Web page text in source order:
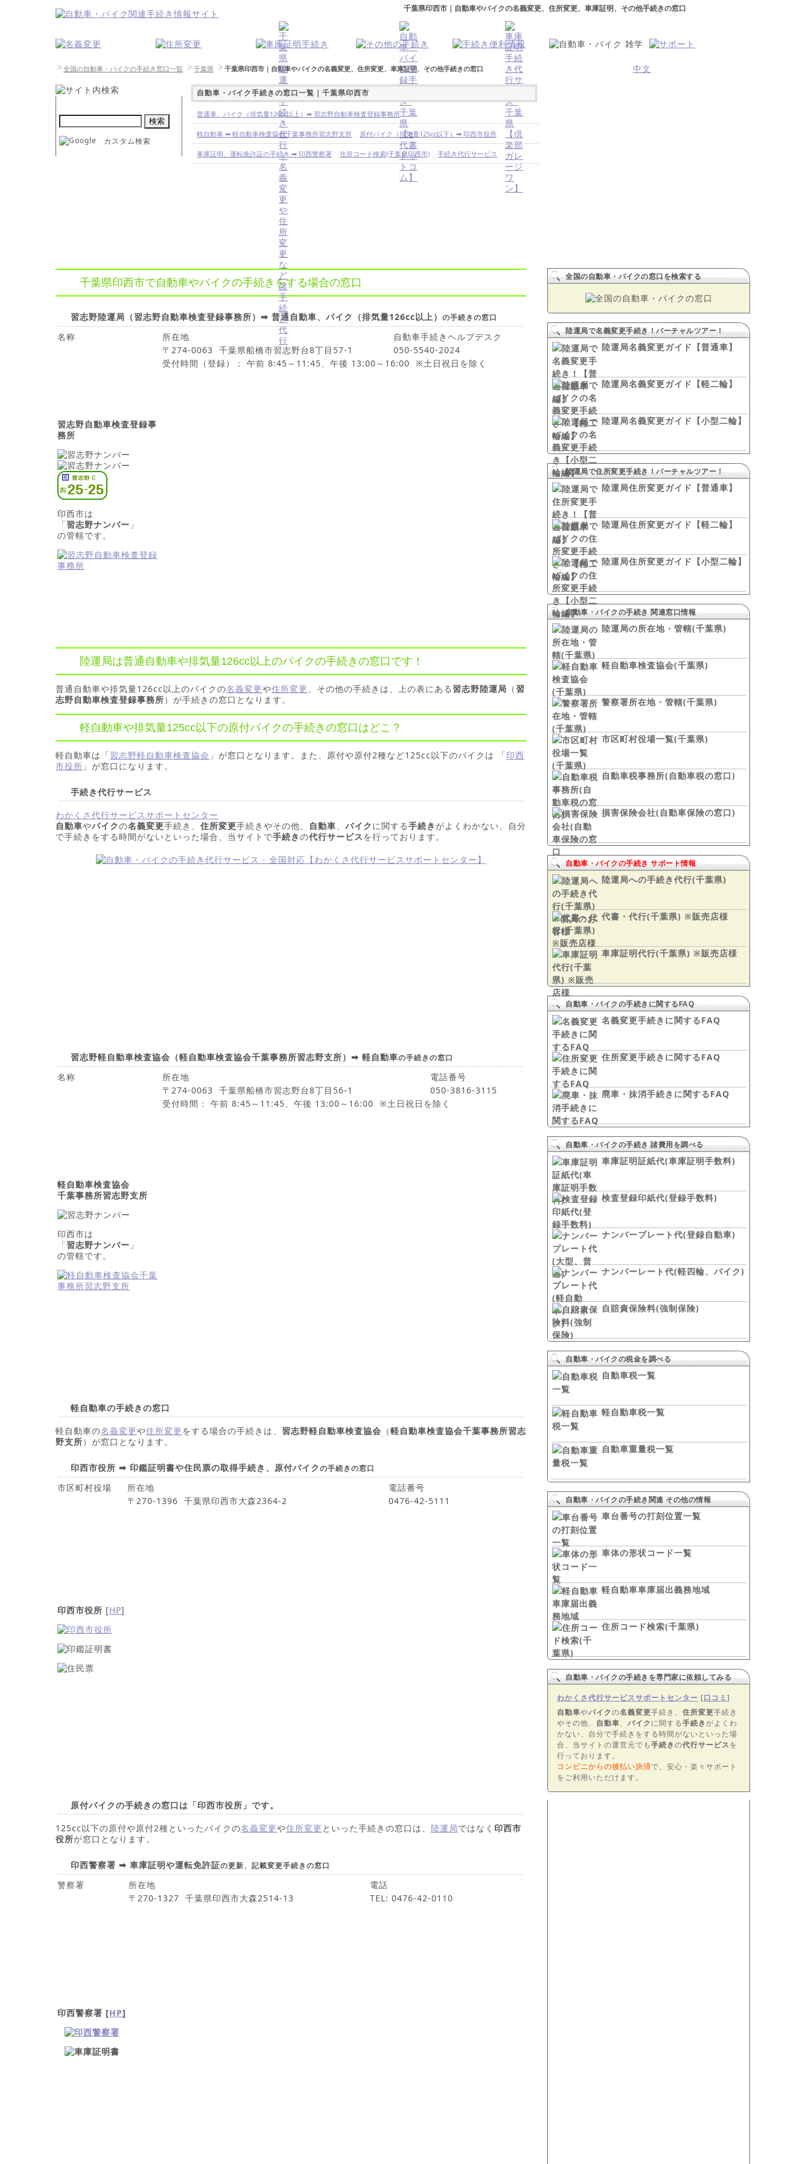
千葉県印西市｜自動車やバイクの名義変更、住所変更、車庫証明、その他手続きの窓口
全国の自動車・バイクの手続き窓口一覧 千葉県 千葉県印西市｜自動車やバイクの名義変更、住所変更、車庫証明、その他手続きの窓口
千葉県印西市で自動車やバイクの手続きをする場合の窓口
習志野陸運局（習志野自動車検査登録事務所）➡ 普通自動車、バイク（排気量126cc以上） の手続きの窓口
名称 所在地 自動車手続きヘルプデスク
習志野自動車検査登録事
務所
印西市は
「習志野ナンバー 」
の管轄です。
〒274-0063 千葉県船橋市習志野台8丁目57-1
050-5540-2024
受付時間（登録）： 午前 8:45～11:45、午後 13:00～16:00 ※土日祝日を除く
陸運局は普通自動車や排気量126cc以上のバイクの手続きの窓口です！
普通自動車や排気量126cc以上のバイクの名義変更や住所変更、その他の手続きは、上の表にある 習志野陸運局 （ 習
志野自動車検査登録事務所）が手続きの窓口となります。
軽自動車や排気量125cc以下の原付バイクの手続きの窓口はどこ？
軽自動車は「習志野軽自動車検査協会 」が窓口となります。また、原付や原付2種など125cc以下のバイクは 「印西
市役所 」が窓口になります。
手続き代行サービス
わかくさ代行サービスサポートセンター
自動車やバイクの名義変更手続き、 住所変更手続きやその他、 自動車、 バイク に関する手続き がよくわかない、自分
で手続きをする時間がないといった場合、当サイトで手続きの代行サービスを行っております。
習志野軽自動車検査協会（軽自動車検査協会千葉事務所習志野支所）➡ 軽自動車の手続きの窓口
名称 所在地 電話番号
軽自動車検査協会
千葉事務所習志野支所
印西市は
「習志野ナンバー 」
の管轄です。
〒274-0063 千葉県船橋市習志野台8丁目56-1
050-3816-3115
受付時間： 午前 8:45～11:45、午後 13:00～16:00 ※土日祝日を除く
軽自動車の手続きの窓口
軽自動車の名義変更や住所変更をする場合の手続きは、 習志野軽自動車検査協会 （軽自動車検査協会千葉事務所習志
野支所）が窓口となります。
印西市役所 ➡ 印鑑証明書や住民票の取得手続き、原付バイク の手続きの窓口
市区町村役場 所在地 電話番号
印西市役所 [HP]
〒270-1396 千葉県印西市大森2364-2 0476-42-5111
原付バイクの手続きの窓口は「印西市役所」です。
125cc以下の原付や原付2種といったバイクの名義変更や住所変更 といった手続きの窓口は、 陸運局ではなく 印西市
役所が窓口となります。
印西警察署 ➡ 車庫証明や運転免許証の更新、記載変更手続きの窓口
警察署 所在地 電話
印西警察署 [HP]
〒270-1327 千葉県印西市大森2514-13 TEL: 0476-42-0110
全国の自動車・バイクの窓口を検索する
陸運局で名義変更手続き！バーチャルツアー！
陸運局名義変更ガイド【普通車】
陸運局名義変更ガイド【軽二輪】
陸運局名義変更ガイド【小型二輪】
陸運局で住所変更手続き！バーチャルツアー！
陸運局住所変更ガイド【普通車】
陸運局住所変更ガイド【軽二輪】
陸運局住所変更ガイド【小型二輪】
自動車・バイクの手続き 関連窓口情報
陸運局の所在地・管轄(千葉県)
軽自動車検査協会(千葉県)
警察署所在地・管轄(千葉県)
市区町村役場一覧(千葉県)
自動車税事務所(自動車税の窓口)
損害保険会社(自動車保険の窓口)
自動車・バイクの手続き サポート情報
陸運局への手続き代行(千葉県)
代書・代行(千葉県) ※販売店様
車庫証明代行(千葉県) ※販売店様
自動車・バイクの手続きに関するFAQ
名義変更手続きに関するFAQ
住所変更手続きに関するFAQ
廃車・抹消手続きに関するFAQ
自動車・バイクの手続き 諸費用を調べる
車庫証明証紙代(車庫証明手数料)
検査登録印紙代(登録手数料)
ナンバープレート代(登録自動車)
ナンバーレート代(軽四輪、バイク)
自賠責保険料(強制保険)
自動車・バイクの税金を調べる
自動車税一覧
軽自動車税一覧
自動車重量税一覧
自動車・バイクの手続き関連 その他の情報
車台番号の打刻位置一覧
車体の形状コード一覧
軽自動車車庫届出義務地域
住所コード検索(千葉県)
自動車・バイクの手続きを専門家に依頼してみる
わかくさ代行サービスサポートセンター [口コミ ]
自動車やバイクの名義変更手続き、 住所変更手続き
やその他、 自動車、 バイクに関する手続きがよくわ
かない、自分で手続きをする時間がないといった場
合、当サイトの運営元でも手続きの代行サービスを
行っております。
コンビニからの後払い決済で、安心・楽々サポート
をご利用いただけます。
中文
カスタム検索
自動車・バイク手続きの窓口一覧｜千葉県印西市
普通車、バイク（排気量126cc以上）➡ 習志野自動車検査登録事務所
軽自動車 ➡ 軽自動車検査協会千葉事務所習志野支所 原付バイク（排気量125cc以下）➡ 印西市役所
車庫証明、運転免許証の手続き ➡ 印西警察署 住所コード検索(千葉県印西市) 手続き代行サービス